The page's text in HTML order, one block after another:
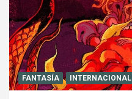
FANTASÍA INTERNACIONAL